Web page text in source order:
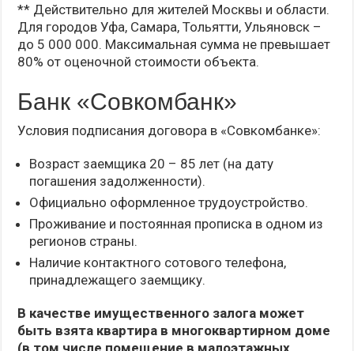
** Действительно для жителей Москвы и области.
Для городов Уфа, Самара, Тольятти, Ульяновск –
до 5 000 000. Максимальная сумма не превышает
80% от оценочной стоимости объекта.
Банк «Совкомбанк»
Условия подписания договора в «Совкомбанке»:
Возраст заемщика 20 – 85 лет (на дату
погашения задолженности).
Официально оформленное трудоустройство.
Проживание и постоянная прописка в одном из
регионов страны.
Наличие контактного сотового телефона,
принадлежащего заемщику.
В качестве имущественного залога может
быть взята квартира в многоквартирном доме
(в том числе помещение в малоэтажных